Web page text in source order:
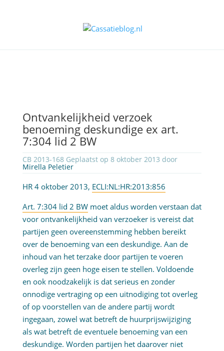
Ontvankelijkheid verzoek
benoeming deskundige ex art.
7:304 lid 2 BW
CB 2013-168 Geplaatst op 8 oktober 2013 door
Mirella Peletier
HR 4 oktober 2013, ECLI:NL:HR:2013:856
Art. 7:304 lid 2 BWmoet aldus worden verstaan dat
voor ontvankelijkheid van verzoeker is vereist dat
partijen geen overeenstemming hebben bereikt
over de benoeming van een deskundige. Aan de
inhoud van het terzake door partijen te voeren
overleg zijn geen hoge eisen te stellen. Voldoende
en ook noodzakelijk is dat serieus en zonder
onnodige vertraging op een uitnodiging tot overleg
of op voorstellen van de andere partij wordt
ingegaan, zowel wat betreft de huurprijswijziging
als wat betreft de eventuele benoeming van een
deskundige. Worden partijen het daarover niet